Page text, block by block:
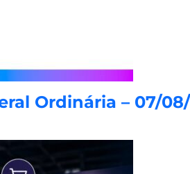
Ordinária – 07/